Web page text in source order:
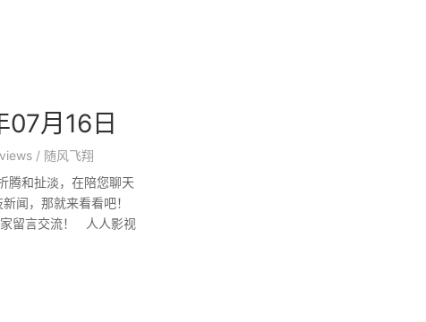
月16日
/ 随风飞翔
腾和扯淡，在陪您聊天
闻，那就来看看吧！
留言交流！ 人人影视